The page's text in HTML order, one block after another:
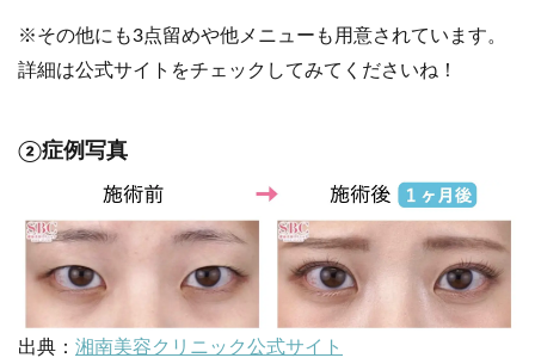
※その他にも3点留めや他メニューも用意されています。
詳細は公式サイトをチェックしてみてくださいね！
②症例写真
出典： 湘南美容クリニック公式サイト